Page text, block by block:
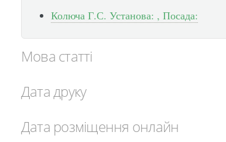
Колюча Г.С. Установа: , Посада:
Мова статті
Дата друку
Дата розміщення онлайн